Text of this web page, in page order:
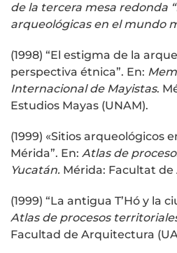
de la tercera mesa redonda
arqueológicas en el mundo
(1998) “El estigma de la
perspectiva étnica”. En:
Internacional de Mayistas.
Estudios Mayas (UNAM).
(1999) «Sitios arqueológicos
Mérida”. En: Atlas de
Yucatán. Mérida: Facultat
(1999) “La antigua T’Hó y la
Atlas de procesos
Facultad de Arquitectura